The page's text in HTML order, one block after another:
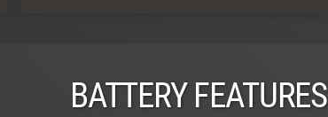
BATTERY FEATURES